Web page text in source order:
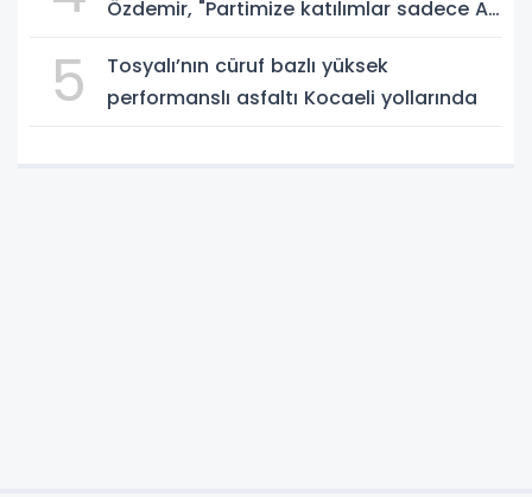
Özdemir, "Partimize katılımlar sadece AK
5
Tosyalı’nın cüruf bazlı yüksek
performanslı asfaltı Kocaeli yollarında